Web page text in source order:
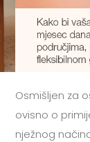
Osmišljen za
ovisno o
nježnog